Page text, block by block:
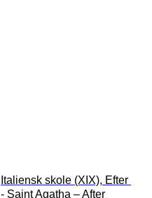
Italiensk skole (XIX), Efter
- Saint Agatha – After